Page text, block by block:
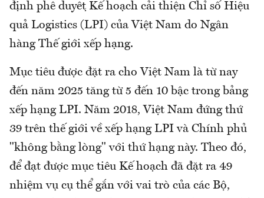
định phê duyệt Kế hoạch cải thiện Chỉ số Hiệu
quả Logistics (LPI) của Việt Nam do Ngân
hàng Thế giới xếp hạng.
Mục tiêu được đặt ra cho Việt Nam là từ nay
đến năm 2025 tăng từ 5 đến 10 bậc trong bảng
xếp hạng LPI. Năm 2018, Việt Nam đứng thứ
39 trên thế giới về xếp hạng LPI và Chính phủ
"không bằng lòng" với thứ hạng này. Theo đó,
để đạt được mục tiêu Kế hoạch đã đặt ra 49
nhiệm vụ cụ thể gắn với vai trò của các Bộ,